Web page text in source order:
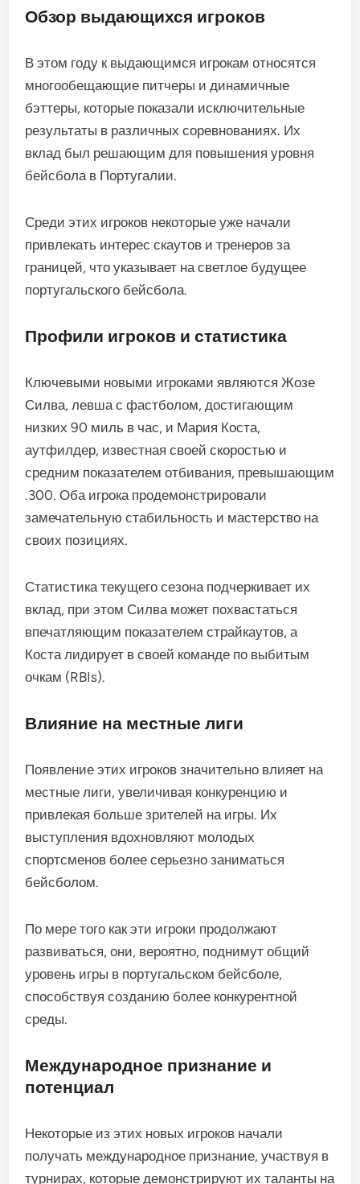
Обзор выдающихся игроков
В этом году к выдающимся игрокам относятся
многообещающие питчеры и динамичные
бэттеры, которые показали исключительные
результаты в различных соревнованиях. Их
вклад был решающим для повышения уровня
бейсбола в Португалии.
Среди этих игроков некоторые уже начали
привлекать интерес скаутов и тренеров за
границей, что указывает на светлое будущее
португальского бейсбола.
Профили игроков и статистика
Ключевыми новыми игроками являются Жозе
Силва, левша с фастболом, достигающим
низких 90 миль в час, и Мария Коста,
аутфилдер, известная своей скоростью и
средним показателем отбивания, превышающим
.300. Оба игрока продемонстрировали
замечательную стабильность и мастерство на
своих позициях.
Статистика текущего сезона подчеркивает их
вклад, при этом Силва может похвастаться
впечатляющим показателем страйкаутов, а
Коста лидирует в своей команде по выбитым
очкам (RBIs).
Влияние на местные лиги
Появление этих игроков значительно влияет на
местные лиги, увеличивая конкуренцию и
привлекая больше зрителей на игры. Их
выступления вдохновляют молодых
спортсменов более серьезно заниматься
бейсболом.
По мере того как эти игроки продолжают
развиваться, они, вероятно, поднимут общий
уровень игры в португальском бейсболе,
способствуя созданию более конкурентной
среды.
Международное признание и
потенциал
Некоторые из этих новых игроков начали
получать международное признание, участвуя в
турнирах, которые демонстрируют их таланты на